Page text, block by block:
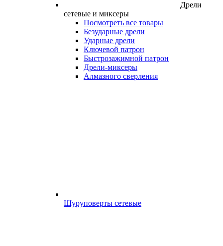
Дрели
сетевые и миксеры
Посмотреть все товары
Безударные дрели
Ударные дрели
Ключевой патрон
Быстрозажимной патрон
Дрели-миксеры
Алмазного сверления
Шуруповерты сетевые